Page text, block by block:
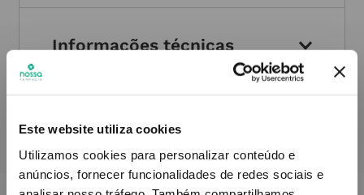
Este website utiliza cookies
Utilizamos cookies para personalizar conteúdo e
anúncios, fornecer funcionalidades de redes sociais e
Informações técnicas
PODERÁ TAMBÉM GOSTAR